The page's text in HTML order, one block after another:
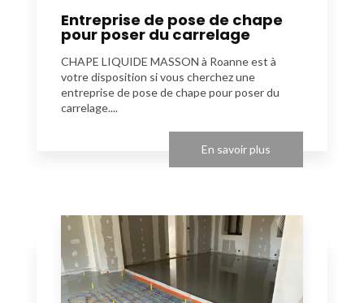
Entreprise de pose de chape
pour poser du carrelage
CHAPE LIQUIDE MASSON à Roanne est à
votre disposition si vous cherchez une
entreprise de pose de chape pour poser du
carrelage....
En savoir plus